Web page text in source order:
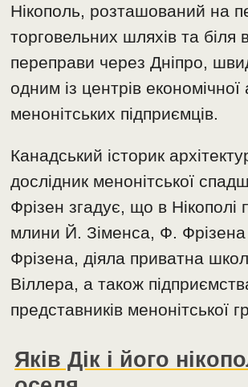
Нікополь, розташований на
торговельних шляхів та біля
переправи через Дніпро,
одним із центрів економічної
менонітських підприємців.
Канадський історик
дослідник менонітської
Фрізен згадує, що в Нікополі
млини Й. Зіменса, Ф.
Фрізена, діяла приватна
Віллера, а також
представників менонітської
Яків Дік і його